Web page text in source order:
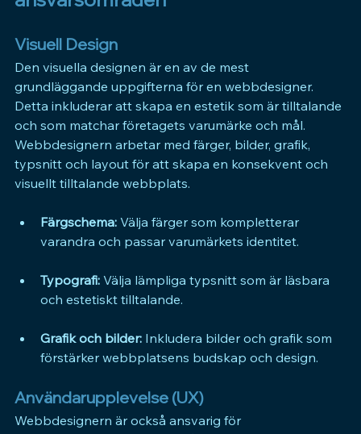
Visuell Design
Den visuella designen är en av de mest
grundläggande uppgifterna för en webbdesigner.
Detta inkluderar att skapa en estetik som är tilltalande
och som matchar företagets varumärke och mål.
Webbdesignern arbetar med färger, bilder, grafik,
typsnitt och layout för att skapa en konsekvent och
visuellt tilltalande webbplats.
Färgschema: Välja färger som kompletterar
varandra och passar varumärkets identitet.
Typografi: Välja lämpliga typsnitt som är läsbara
och estetiskt tilltalande.
Grafik och bilder: Inkludera bilder och grafik som
förstärker webbplatsens budskap och design.
Användarupplevelse (UX)
Webbdesignern är också ansvarig för